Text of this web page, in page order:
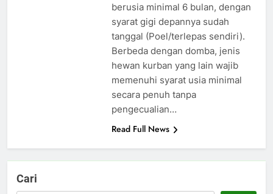
berusia minimal 6 bulan, dengan
syarat gigi depannya sudah
tanggal (Poel/terlepas sendiri).
Berbeda dengan domba, jenis
hewan kurban yang lain wajib
memenuhi syarat usia minimal
secara penuh tanpa
pengecualian…
Read Full News
Cari